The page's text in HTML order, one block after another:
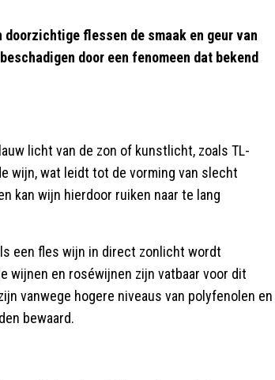
doorzichtige flessen de smaak en geur van
door een fenomeen dat bekend
licht van de zon of kunstlicht, zoals TL-
wijn, wat leidt tot de vorming van slecht
kan wijn hierdoor ruiken naar te lang
een fles wijn in direct zonlicht wordt
wijnen en roséwijnen zijn vatbaar voor dit
vanwege hogere niveaus van polyfenolen en
bewaard.